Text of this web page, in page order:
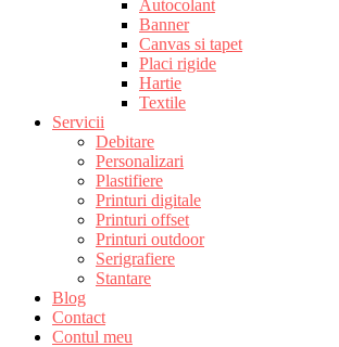
Autocolant
Banner
Canvas si tapet
Placi rigide
Hartie
Textile
Servicii
Debitare
Personalizari
Plastifiere
Printuri digitale
Printuri offset
Printuri outdoor
Serigrafiere
Stantare
Blog
Contact
Contul meu